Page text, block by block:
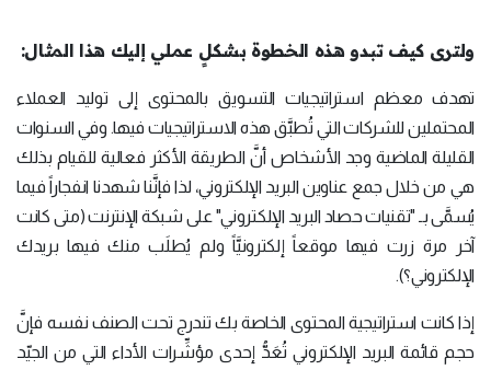
ولترى كيف تبدو هذه الخطوة بشكلٍ عملي إليك هذا المثال:
تهدف معظم استراتيجيات التسويق بالمحتوى إلى توليد العملاء
المحتملين للشركات التي تُطبَّق هذه الاستراتيجيات فيها. وفي السنوات
القليلة الماضية وجد الأشخاص أنَّ الطريقة الأكثر فعالية للقيام بذلك
هي من خلال جمع عناوين البريد الإلكتروني، لذا فإنَّنا شهدنا انفجاراً فيما
يُسمَّى بـ "تقنيات حصاد البريد الإلكتروني" على شبكة الإنترنت (متى كانت
آخر مرة زرت فيها موقعاً إلكترونيَّاً ولم يُطلَب منك فيها بريدك
الإلكتروني؟).
إذا كانت استراتيجية المحتوى الخاصة بك تندرج تحت الصنف نفسه فإنَّ
حجم قائمة البريد الإلكتروني تُعَدُّ إحدى مؤشِّرات الأداء التي من الجيّد